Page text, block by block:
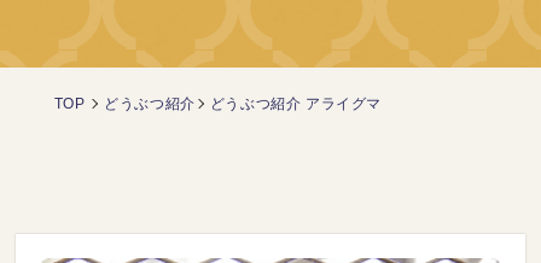
TOP どうぶつ紹介 どうぶつ紹介 アライグマ